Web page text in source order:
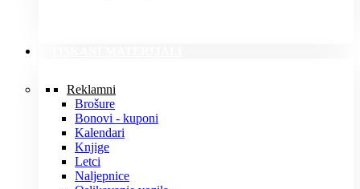
Reklamni
Brošure
Bonovi - kuponi
Kalendari
Knjige
Letci
Naljepnice